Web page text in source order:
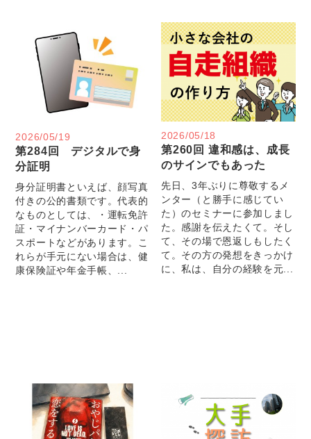
2026/05/19
第284回 デジタルで身
分証明
身分証明書といえば、顔写真
付きの公的書類です。代表的
なものとしては、・運転免許
証・マイナンバーカード・パ
スポートなどがあります。こ
れらが手元にない場合は、健
康保険証や年金手帳、...
2026/05/18
第260回 違和感は、成長
のサインでもあった
先日、3年ぶりに尊敬するメ
ンター（と勝手に感じてい
た）のセミナーに参加しまし
た。感謝を伝えたくて。そし
て、その場で恩返しもしたく
て。その方の発想をきっかけ
に、私は、自分の経験を元...